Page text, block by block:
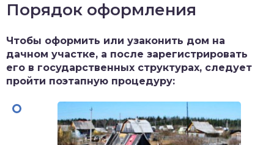
Порядок оформления
Чтобы оформить или узаконить дом на
дачном участке, а после зарегистрировать
его в государственных структурах, следует
пройти поэтапную процедуру: